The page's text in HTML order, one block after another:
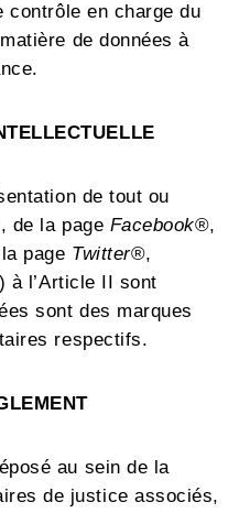
contrôle en charge du
de données à
de tout ou
de la page Facebook®,
page Twitter®,
à l’Article II sont
sont des marques
respectifs.
au sein de la
de justice associés,